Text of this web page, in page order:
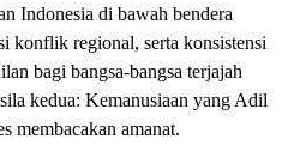
Indonesia di bawah bendera
konflik regional, serta konsistensi
bagi bangsa-bangsa terjajah
kedua: Kemanusiaan yang Adil
membacakan amanat.